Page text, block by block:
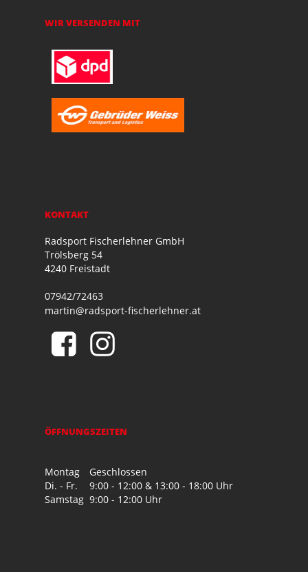
WIR VERSENDEN MIT
KONTAKT
Radsport Fischerlehner GmbH
Trölsberg 54
4240 Freistadt
07942/72463
martin@radsport-fischerlehner.at
ÖFFNUNGSZEITEN
Montag
Geschlossen
Di. - Fr.
9:00 - 12:00 & 13:00 - 18:00 Uhr
Samstag 9:00 - 12:00 Uhr